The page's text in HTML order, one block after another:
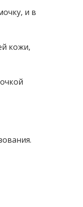
и в
кожи,